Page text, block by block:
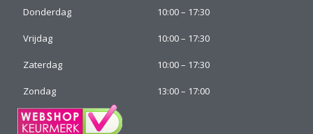
Donderdag 10:00 – 17:30
Vrijdag 10:00 – 17:30
Zaterdag 10:00 – 17:30
Zondag 13:00 – 17:00